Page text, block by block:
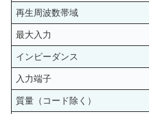
再生周波数帯域
最大入力
インピーダンス
入力端子
質量（コード除く）